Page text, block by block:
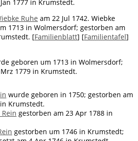
1777 in Krumstedt.
Ruhe am 22 Jul 1742. Wiebke
1713 in Wolmersdorf; gestorben am
[Familienblatt] [Familientafel]
geboren um 1713 in Wolmersdorf;
1779 in Krumstedt.
wurde geboren in 1750; gestorben am
Krumstedt.
gestorben am 23 Apr 1788 in
gestorben um 1746 in Krumstedt;